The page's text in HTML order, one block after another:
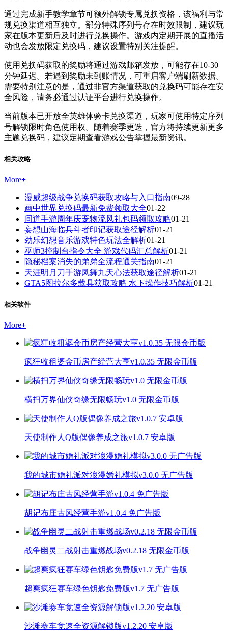
通过完成新手教学章节可额外解锁专属兑换资格，该福利与常
规兑换渠道相互独立。部分特殊序列号存在时效限制，建议玩
家在版本更新后及时进行兑换操作。游戏内定期开展的直播活
动也会发放限定兑换码，建议设置特别关注提醒。
使用兑换码获取的奖励将通过游戏邮箱发放，可能存在10-30
分钟延迟。若遇到奖励未到账情况，可重启客户端刷新数据。
需要特别注意的是，通过非官方渠道获取的兑换码可能存在安
全风险，请务必通过认证平台进行兑换操作。
当前版本已开放全英雄体验卡兑换渠道，玩家可使用特定序列
号解锁限时角色使用权。随着赛季更迭，官方将持续更新更多
主题兑换码，建议定期查看游戏公告掌握最新资讯。
相关攻略
More+
漫威超级战争兑换码获取攻略与入口指南09-28
画中世界兑换码最新免费领取大全01-22
问道手游周年庆宠物流风礼包码领取攻略01-21
妄想山海临兵斗者印记获取途径解析01-21
劲乐幻想音乐游戏特色玩法全解析01-21
巫师3控制台指令大全 游戏代码汇总解析01-21
隐秘档案消失的弟弟全流程通关指南01-21
天涯明月刀手游凤舞九天心法获取途径解析01-21
GTA5图拉尔多载具获取攻略 水下操作技巧解析01-21
相关软件
More+
疯狂收租婆金币房产经营大亨v1.0.35 无限金币版
横扫万界仙侠奇缘无限畅玩v1.0 无限金币版
天使制作人Q版偶像养成之旅v1.0.7 安卓版
我的城市婚礼派对浪漫婚礼模拟v3.0.0 无广告版
胡记布庄古风经营手游v1.0.4 免广告版
战争幽灵二战射击重燃战场v0.2.18 无限金币版
超爽疯狂赛车绿色钥匙免费版v1.7 无广告版
沙滩赛车竞速全资源解锁版v1.2.20 安卓版